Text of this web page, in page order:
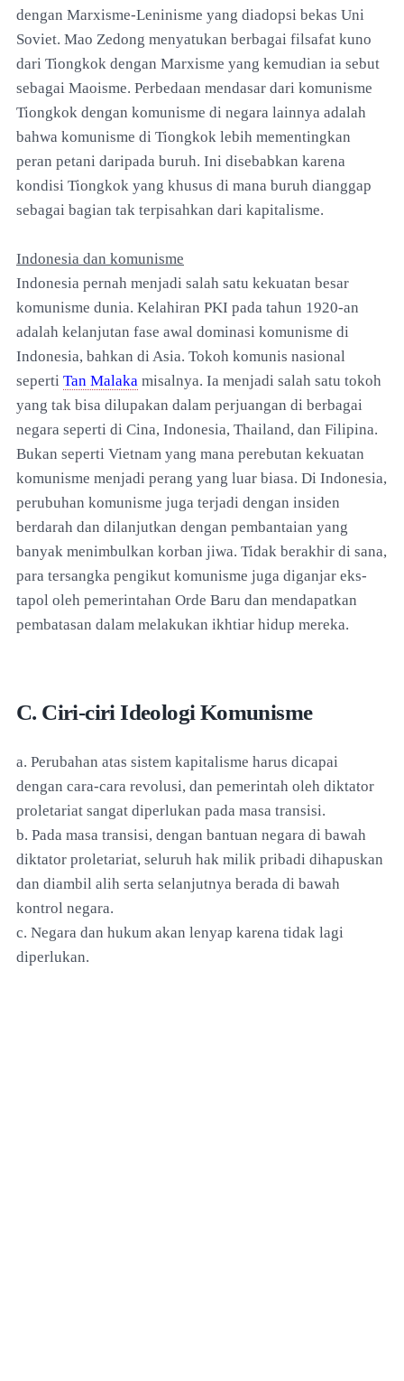
dengan Marxisme-Leninisme yang diadopsi bekas Uni
Soviet. Mao Zedong menyatukan berbagai filsafat kuno
dari Tiongkok dengan Marxisme yang kemudian ia sebut
sebagai Maoisme. Perbedaan mendasar dari komunisme
Tiongkok dengan komunisme di negara lainnya adalah
bahwa komunisme di Tiongkok lebih mementingkan
peran petani daripada buruh. Ini disebabkan karena
kondisi Tiongkok yang khusus di mana buruh dianggap
sebagai bagian tak terpisahkan dari kapitalisme.
Indonesia dan komunisme
Indonesia pernah menjadi salah satu kekuatan besar
komunisme dunia. Kelahiran PKI pada tahun 1920-an
adalah kelanjutan fase awal dominasi komunisme di
Indonesia, bahkan di Asia. Tokoh komunis nasional
seperti Tan Malaka misalnya. Ia menjadi salah satu tokoh
yang tak bisa dilupakan dalam perjuangan di berbagai
negara seperti di Cina, Indonesia, Thailand, dan Filipina.
Bukan seperti Vietnam yang mana perebutan kekuatan
komunisme menjadi perang yang luar biasa. Di Indonesia,
perubuhan komunisme juga terjadi dengan insiden
berdarah dan dilanjutkan dengan pembantaian yang
banyak menimbulkan korban jiwa. Tidak berakhir di sana,
para tersangka pengikut komunisme juga diganjar eks-
tapol oleh pemerintahan Orde Baru dan mendapatkan
pembatasan dalam melakukan ikhtiar hidup mereka.
C. Ciri-ciri Ideologi Komunisme
a. Perubahan atas sistem kapitalisme harus dicapai
dengan cara-cara revolusi, dan pemerintah oleh diktator
proletariat sangat diperlukan pada masa transisi.
b. Pada masa transisi, dengan bantuan negara di bawah
diktator proletariat, seluruh hak milik pribadi dihapuskan
dan diambil alih serta selanjutnya berada di bawah
kontrol negara.
c. Negara dan hukum akan lenyap karena tidak lagi
diperlukan.